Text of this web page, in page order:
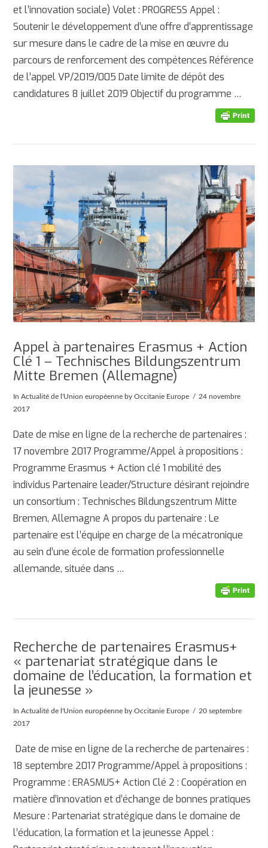
AFFICHER
et l’innovation sociale) Volet : PROGRESS Appel :
Soutenir le développement d’une offre d’apprentissage
sur mesure dans le cadre de la mise en œuvre du
parcours de renforcement des compétences Référence
de l’appel VP/2019/005 Date limite de dépôt des
candidatures 8 juillet 2019 Objectif du programme …
AFFICHER
Appel à partenaires Erasmus + Action
Clé 1 – Technisches Bildungszentrum
Mitte Bremen (Allemagne)
InActualité de l'Union européenne by Occitanie Europe
24 novembre
2017
Date de mise en ligne de la recherche de partenaires :
17 novembre 2017 Programme/Appel à propositions :
Programme Erasmus + Action clé 1 mobilité des
individus Partenaire leader/Structure désirant rejoindre
un consortium : Technisches Bildungszentrum Mitte
Bremen, Allemagne A propos du partenaire : Le
partenaire est l’équipe en charge de la mécatronique
au sein d’une école de formation professionnelle
allemande, située dans …
Recherche de partenaires Erasmus+
« partenariat stratégique dans le
domaine de l’éducation, la formation et
la jeunesse »
InActualité de l'Union européenne by Occitanie Europe
20 septembre
2017
Date de mise en ligne de la recherche de partenaires :
18 septembre 2017 Programme/Appel à propositions :
Programme : ERASMUS+ Action Clé 2 : Coopération en
matière d’innovation et d’échange de bonnes pratiques
Mesure : Partenariat stratégique dans le domaine de
l’éducation, la formation et la jeunesse Appel :